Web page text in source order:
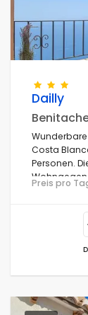
Beliebte
Bedingungen
Filter
Dailly
Costa
Personen.
und 3 km
Preis pro